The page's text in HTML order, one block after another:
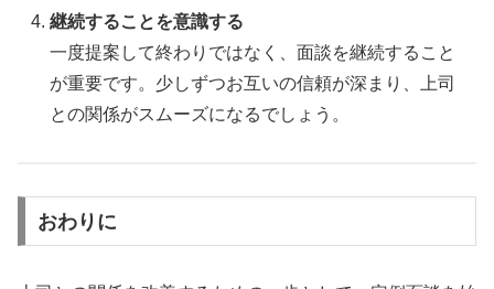
継続することを意識する
一度提案して終わりではなく、面談を継続すること
が重要です。少しずつお互いの信頼が深まり、上司
との関係がスムーズになるでしょう。
おわりに